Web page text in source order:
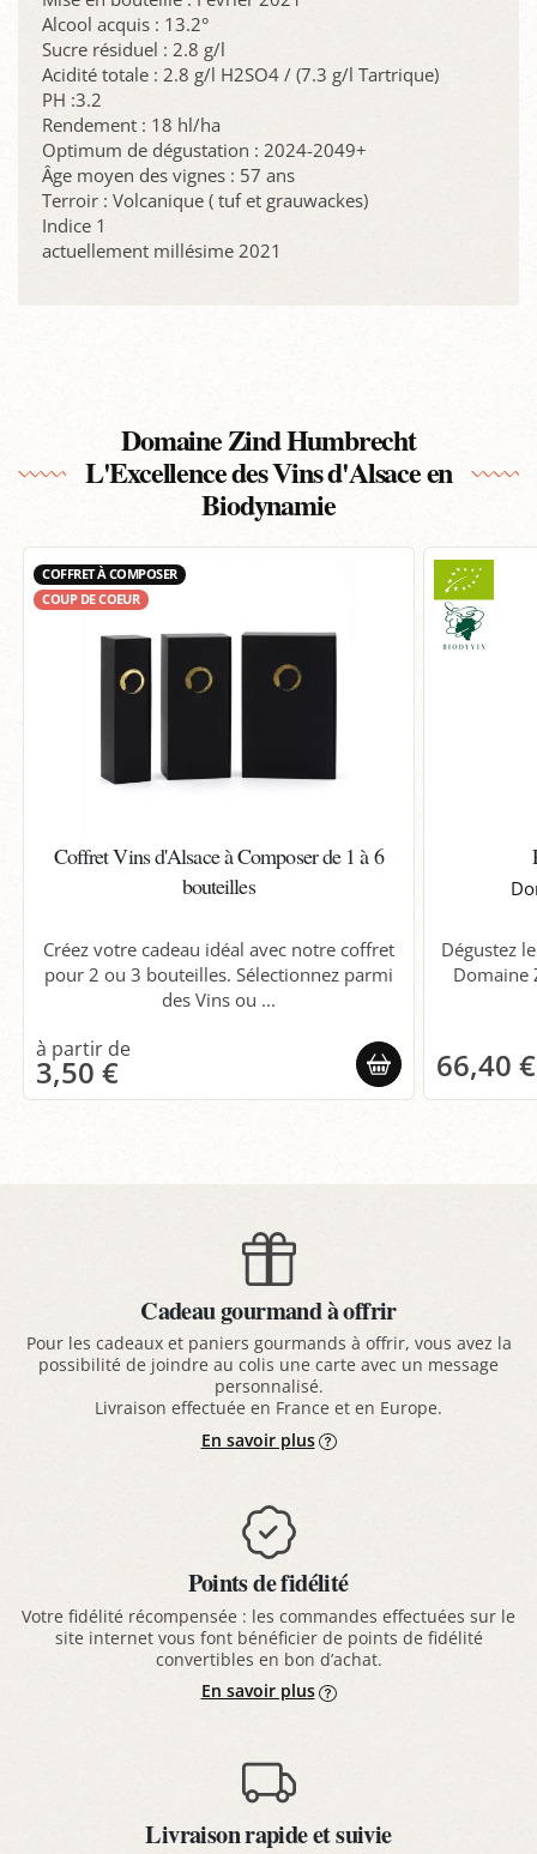
Alcool acquis : 13.2°
Sucre résiduel : 2.8 g/l
Acidité totale : 2.8 g/l H2SO4 / (7.3 g/l Tartrique)
PH :3.2
Rendement : 18 hl/ha
Optimum de dégustation : 2024-2049+
Âge moyen des vignes : 57 ans
Terroir : Volcanique ( tuf et grauwackes)
Indice 1
actuellement millésime 2021
Domaine Zind Humbrecht
L'Excellence des Vins d'Alsace en
Biodynamie
COFFRET À COMPOSER
COUP DE COEUR
Coffret Vins d'Alsace à Composer de 1 à 6
bouteilles
Créez votre cadeau idéal avec notre coffret
pour 2 ou 3 bouteilles. Sélectionnez parmi
des Vins ou ...
3,50 €
Dégustez
Domaine
66,40 €
Cadeau gourmand à offrir
Pour les cadeaux et paniers gourmands à offrir, vous avez la
possibilité de joindre au colis une carte avec un message
personnalisé.
Livraison effectuée en France et en Europe.
En savoir plus
Points de fidélité
Votre fidélité récompensée : les commandes effectuées sur le
site internet vous font bénéficier de points de fidélité
convertibles en bon d’achat.
En savoir plus
Livraison rapide et suivie